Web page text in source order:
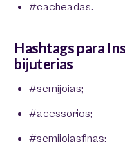
#cacheadas.
Hashtags para
bijuterias
#semijoias;
#acessorios;
#semijoiasfinas;